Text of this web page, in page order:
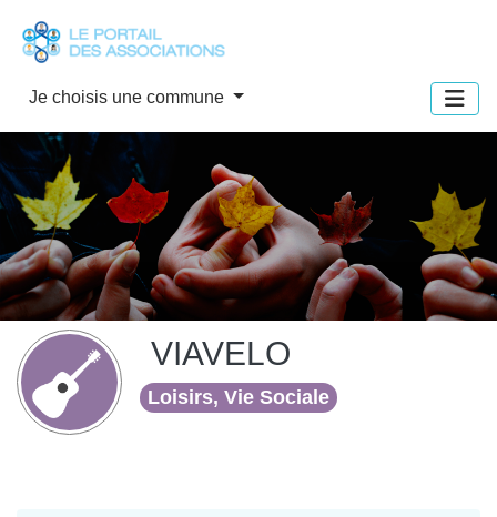
Je choisis une commune
VIAVELO
Loisirs, Vie Sociale